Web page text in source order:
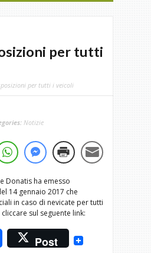
per tutti
per tutti i veicoli
Notizie
Donatis ha emesso
14 gennaio 2017 che
in caso di nevicate per tutti
sul seguente link:
Post